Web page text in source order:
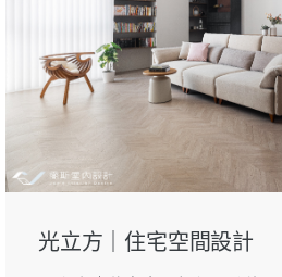
光立方｜住宅空間設計